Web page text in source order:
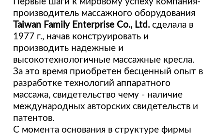
производитель массажного оборудования
Taiwan Family Enterprise Co., Ltd.сделала в
1977 г., начав конструировать и
производить надежные и
высокотехнологичные массажные кресла.
За это время приобретен бесценный опыт в
разработке технологий аппаратного
массажа, свидетельство чему - наличие
международных авторских свидетельств и
патентов.
С момента основания в структуре фирмы